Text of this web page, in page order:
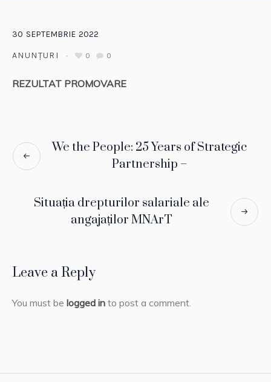
30 SEPTEMBRIE 2022
ANUNȚURI 0 0
REZULTAT PROMOVARE
We the People: 25 Years of Strategic
Partnership –
Situația drepturilor salariale ale
angajaților MNArT
Leave a Reply
You must be logged in to post a comment.